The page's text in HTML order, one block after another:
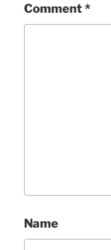
Comment*
Name